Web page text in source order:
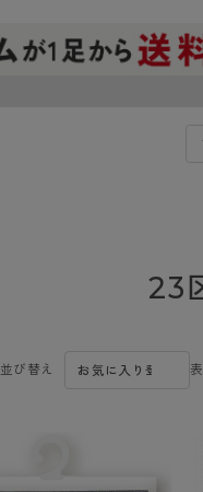
フスタイルウェア
商品選びのお
23
並び替え